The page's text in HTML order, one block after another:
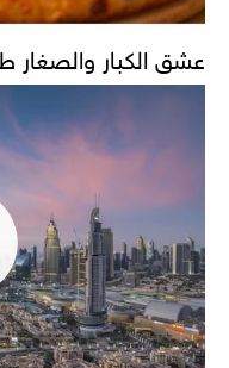
عشق الكبار والصغار